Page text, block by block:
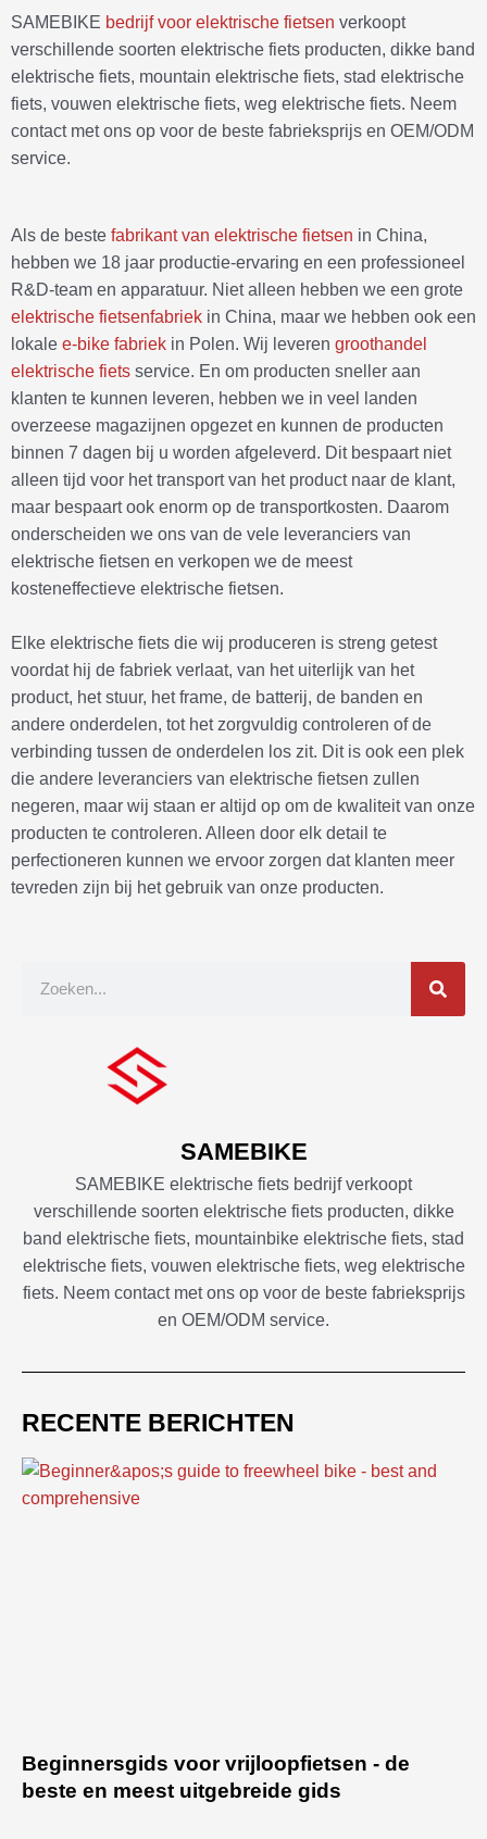
SAMEBIKE bedrijf voor elektrische fietsen verkoopt
verschillende soorten elektrische fiets producten, dikke band
elektrische fiets, mountain elektrische fiets, stad elektrische
fiets, vouwen elektrische fiets, weg elektrische fiets. Neem
contact met ons op voor de beste fabrieksprijs en OEM/ODM
service.
Als de beste fabrikant van elektrische fietsen in China,
hebben we 18 jaar productie-ervaring en een professioneel
R&D-team en apparatuur. Niet alleen hebben we een grote
elektrische fietsenfabriek in China, maar we hebben ook een
lokale e-bike fabriek in Polen. Wij leveren groothandel
elektrische fiets service. En om producten sneller aan
klanten te kunnen leveren, hebben we in veel landen
overzeese magazijnen opgezet en kunnen de producten
binnen 7 dagen bij u worden afgeleverd. Dit bespaart niet
alleen tijd voor het transport van het product naar de klant,
maar bespaart ook enorm op de transportkosten. Daarom
onderscheiden we ons van de vele leveranciers van
elektrische fietsen en verkopen we de meest
kosteneffectieve elektrische fietsen.
Elke elektrische fiets die wij produceren is streng getest
voordat hij de fabriek verlaat, van het uiterlijk van het
product, het stuur, het frame, de batterij, de banden en
andere onderdelen, tot het zorgvuldig controleren of de
verbinding tussen de onderdelen los zit. Dit is ook een plek
die andere leveranciers van elektrische fietsen zullen
negeren, maar wij staan er altijd op om de kwaliteit van onze
producten te controleren. Alleen door elk detail te
perfectioneren kunnen we ervoor zorgen dat klanten meer
tevreden zijn bij het gebruik van onze producten.
SAMEBIKE
SAMEBIKE elektrische fiets bedrijf verkoopt
verschillende soorten elektrische fiets producten, dikke
band elektrische fiets, mountainbike elektrische fiets, stad
elektrische fiets, vouwen elektrische fiets, weg elektrische
fiets. Neem contact met ons op voor de beste fabrieksprijs
en OEM/ODM service.
RECENTE BERICHTEN
Beginnersgids voor vrijloopfietsen - de
beste en meest uitgebreide gids